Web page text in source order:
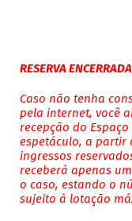
RESERVA ENCERRADA
Caso não tenha
pela internet, você
recepção do
espetáculo, a partir
ingressos
receberá apenas
o caso, estando o
sujeito à lotação